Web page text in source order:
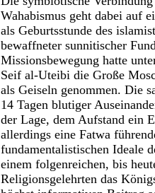
Wahabismus geht dabei auf
als Geburtsstunde des
bewaffneter sunnitischer
Missionsbewegung hatte
Seif al-Uteibi die Große
als Geiseln genommen. Die
14 Tagen blutiger
der Lage, dem Aufstand ein
allerdings eine Fatwa
fundamentalistischen Ideale
einem folgenreichen, bis
Religionsgelehrten das